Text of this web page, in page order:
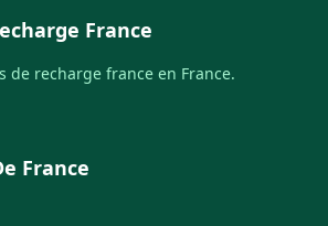
France
de recharge france en France.
France